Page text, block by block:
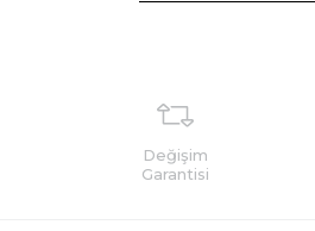
Değişim
Garantisi